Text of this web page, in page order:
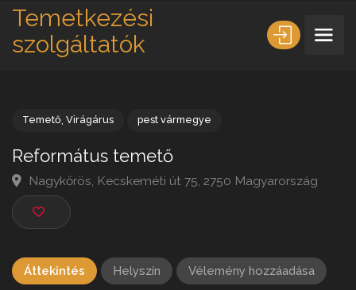
Temetkezési
szolgáltatók
Református temető
Nagykőrös, Kecskeméti út 75, 2750 Magyarország
Áttekintés Helyszín Vélemény hozzáadása